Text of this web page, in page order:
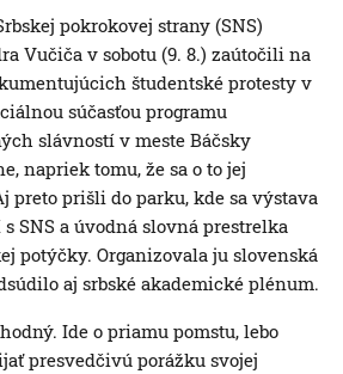
pokrokovej strany (SNS)
Vučiča v sobotu (9. 8.) zaútočili na
študentské protesty v
súčasťou programu
slávností v meste Báčsky
napriek tomu, že sa o to jej
preto prišli do parku, kde sa výstava
SNS a úvodná slovná prestrelka
potýčky. Organizovala ju slovenská
aj srbské akademické plénum.
Ide o priamu pomstu, lebo
presvedčivú porážku svojej